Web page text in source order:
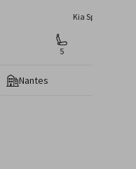
Kia Sportage ou
5
Nantes